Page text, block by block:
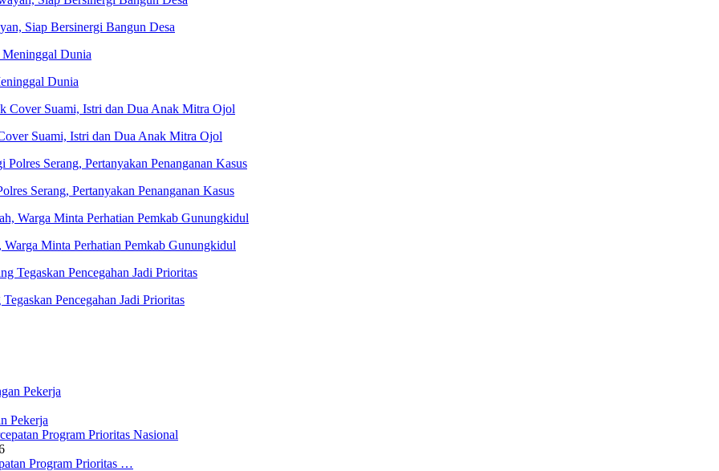
Siap Bersinergi Bangun Desa
Dunia
Suami, Istri dan Dua Anak Mitra Ojol
Serang, Pertanyakan Penanganan Kasus
Minta Perhatian Pemkab Gunungkidul
Pencegahan Jadi Prioritas
Pekerja
Program Prioritas …